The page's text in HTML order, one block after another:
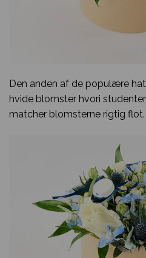
Den anden af de populære
hvide blomster hvori
matcher blomsterne rigtig flot.